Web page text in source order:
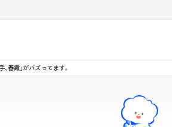
、春霞」がバズってます。